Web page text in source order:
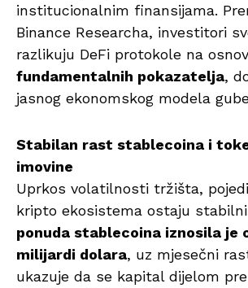
institucionalnim finansijama.
Binance Researcha, investitori
razlikuju DeFi protokole na
fundamentalnih pokazatelja,
jasnog ekonomskog modela
Stabilan rast stablecoina i
imovine
Uprkos volatilnosti tržišta,
kripto ekosistema ostaju
ponuda stablecoina iznosila je
milijardi dolara, uz mjesečni
ukazuje da se kapital dijelom